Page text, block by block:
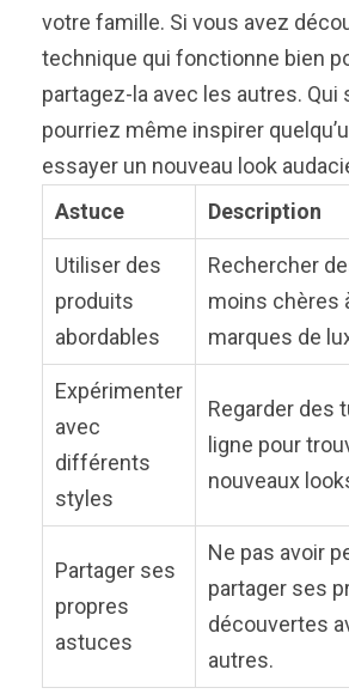
votre famille. Si vous avez
technique qui fonctionne bien
partagez-la avec les autres. Qui
pourriez même inspirer
essayer un nouveau look
Astuce
Description
Utiliser des
produits
abordables
Rechercher
moins chères
marques de
Expérimenter
avec
différents
styles
Regarder des
ligne pour
nouveaux
Partager ses
propres
astuces
Ne pas avoir
partager ses
découvertes
autres.